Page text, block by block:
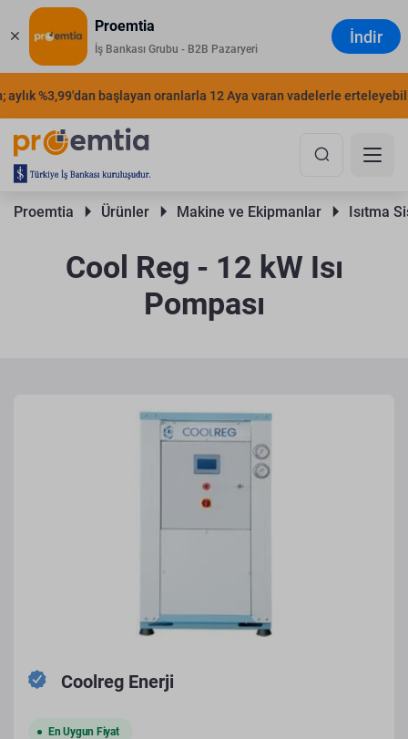
Proemtia
İş Bankası Grubu - B2B Pazaryeri
İndir
%3,99'dan başlayan oranlarla 12 Aya varan vadelerle
Proemtia Ürünler Makine ve Ekipmanlar Isıtma
Cool Reg - 12 kW Isı
Pompası
Coolreg Enerji
En Uygun Fiyat